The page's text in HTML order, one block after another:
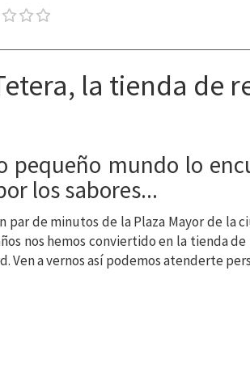
la tienda de
pequeño mundo lo
los sabores...
par de minutos de la Plaza Mayor de
nos hemos conviertido en la tienda
Ven a vernos así podemos atenderte